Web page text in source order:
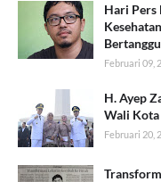
Hari Pers
Februari 09,
H. Ayep
Wali
Februari 20,